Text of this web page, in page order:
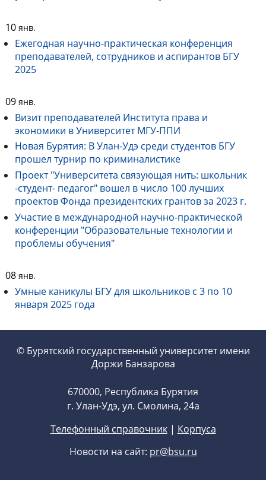
10 янв.
Ежегодная научно-практическая конференция
преподавателей, сотрудников и аспирантов БГУ
2025
09 янв.
Визит преподавателей Института права и
экономики в Университет МГУ-ППИ
Новая Бурятия: В Улан-Удэ среди студентов БГУ
прошел турнир по криминалистике
Проект "Университета связующая нить: школьник
-студент- педагог" вошел в число 100 лучших
проектов Фонда президентских грантов за 2023 г.
Участие в международной научно-практической
конференции "Образовательные технологии и
проблемы обучения"
08 янв.
Умные каникулы БГУ для школьников с 3 по 10
января 2025 года
© Бурятский государственный университет имени
Доржи Банзарова
670000, Республика Бурятия
г. Улан-Удэ, ул. Смолина, 24а
Телефонный справочник| Корпуса
Новости на сайт: pr@bsu.ru